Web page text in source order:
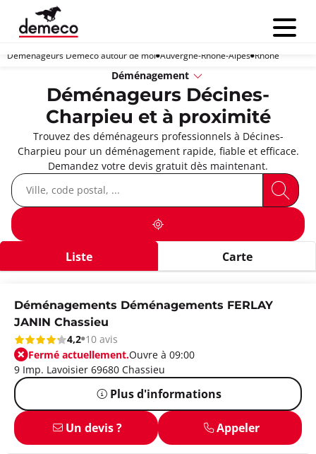
Menu
Déménageurs Demeco autour de moi Auvergne-Rhône-Alpes Rhône
Déménagement
Déménageurs Décines-
Charpieu et à proximité
Trouvez des déménageurs professionnels à Décines-
Charpieu pour un déménagement rapide, fiable et efficace.
Demandez votre devis gratuit dès maintenant.
Liste Carte
Déménagements Déménagements FERLAY
JANIN Chassieu
4,2 10 avis
Fermé actuellement.Ouvre à 09:00
9 Imp. Lavoisier 69680 Chassieu
Plus d'informations
Un devis ? Appeler